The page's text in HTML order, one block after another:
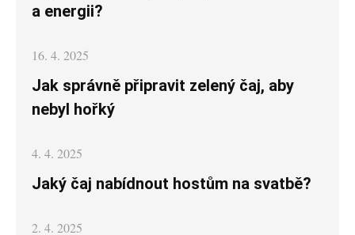
a energii?
Posted
16. 4. 2025
Jak správně připravit zelený čaj, aby
nebyl hořký
Posted
4. 4. 2025
Jaký čaj nabídnout hostům na svatbě?
Posted
2. 4. 2025